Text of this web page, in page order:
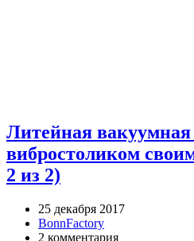
Литейная
вибростоликом
2 из 2)
25 декабря 2017
BonnFactory
2 комментария